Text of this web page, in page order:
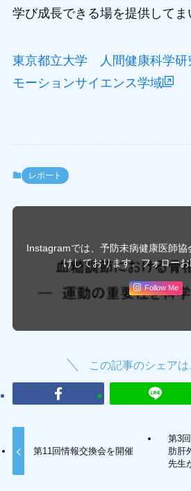
学び成長できる場を提供してま
東京都立大学 人間健康科学
モーションサイエンス学域
レポート
Instagramでは、予防未病健康医師協
けしております。フォロー
Follow Me
この記事のシェアは
第11回情報交換会を開催
第3
肪肝
先生